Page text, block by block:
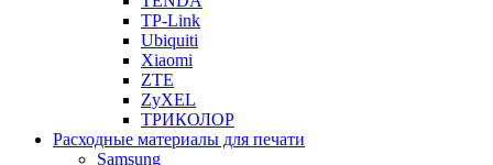
TP-Link
Ubiquiti
Xiaomi
ZTE
ZyXEL
ТРИКОЛОР
Расходные материалы для печати
Samsung